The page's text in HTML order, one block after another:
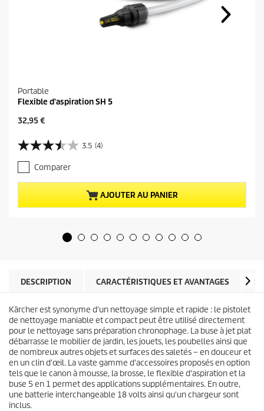
Portable
Flexible d'aspiration SH 5
P
i
x
a
c
t
u
e
d
t
32,95 €
3.5 (4)
3
.
5
s
u
r
e
4
a
v
i
s
Comparer
AJOUTER AU PANIER
DESCRIPTION CARACTÉRISTIQUES ET AVANTAGES
Kärcher est synonyme d'un nettoyage simple et rapide : le pistolet
de nettoyage maniable et compact peut être utilisé directement
pour le nettoyage sans préparation chronophage. La buse à jet plat
débarrasse le mobilier de jardin, les jouets, les poubelles ainsi que
de nombreux autres objets et surfaces des saletés – en douceur et
en un clin d'œil. La vaste gamme d'accessoires proposés en option
tels que le canon à mousse, la brosse, le flexible d'aspiration et la
buse 5 en 1 permet des applications supplémentaires. En outre,
une batterie interchangeable 18 volts ainsi qu'un chargeur sont
inclus.